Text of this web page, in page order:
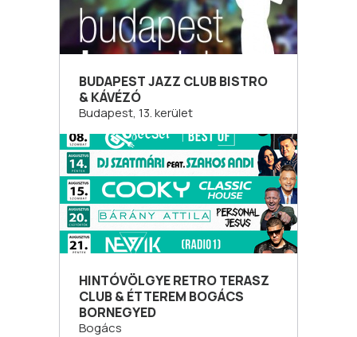
BUDAPEST JAZZ CLUB BISTRO
& KÁVÉZÓ
Budapest, 13. kerület
HINTÓVÖLGYE RETRO TERASZ
CLUB & ÉTTEREM BOGÁCS
BORNEGYED
Bogács